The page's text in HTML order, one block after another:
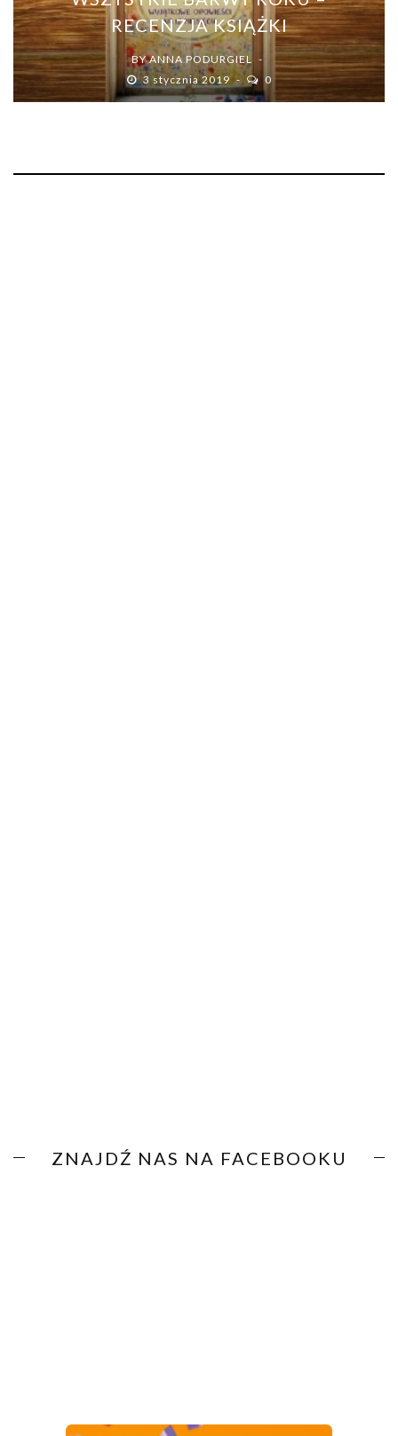
RECENZJA KSIĄŻKI
BYANNA PODURGIEL
3 stycznia 2019
0
ZNAJDŹ NAS NA FACEBOOKU